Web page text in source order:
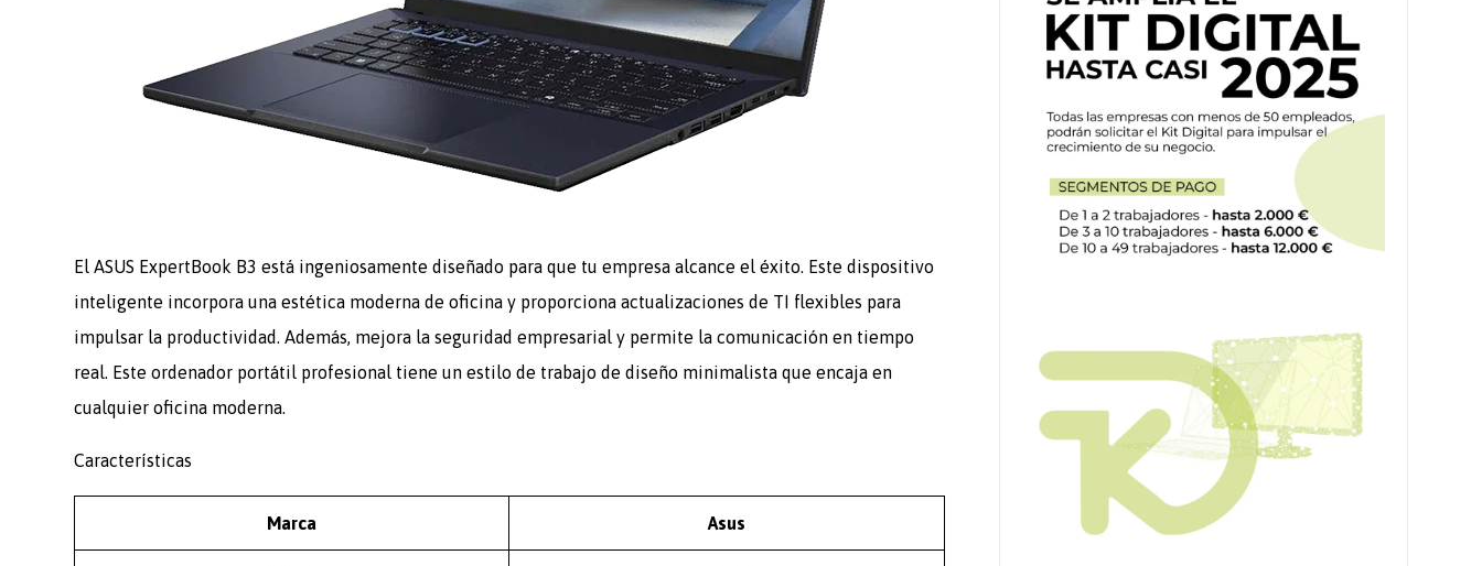
El ASUS ExpertBook B3 está ingeniosamente diseñado para que tu empresa alcance el éxito. Este dispositivo
inteligente incorpora una estética moderna de oficina y proporciona actualizaciones de TI flexibles para
impulsar la productividad. Además, mejora la seguridad empresarial y permite la comunicación en tiempo
real. Este ordenador portátil profesional tiene un estilo de trabajo de diseño minimalista que encaja en
cualquier oficina moderna.
Características
Marca Asus